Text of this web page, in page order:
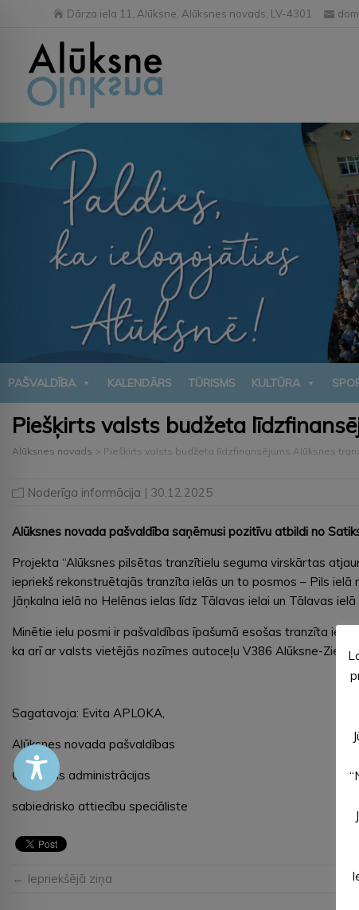
Dārza iela 11, Alūksne, Alūksnes novads, LV-4301
PAŠVALDĪBA KALENDĀRS TŪRISMS KULTŪRA
Piešķirts valsts budžeta
Alūksnes novads > Piešķirts valsts budžeta līdzfinansējums Alūksnes
Noderīga informācija | 30.12.2025
Alūksnes novada pašvaldība saņēmusi pozitīvu atbildi no
Projekta “Alūksnes pilsētas tranzītielu seguma virskārtas
iepriekš rekonstruētajās tranzīta ielās un to posmos – Pils ielā
Jāņkalna ielā no Helēnas ielas līdz Tālavas ielai un Tālavas
Minētie ielu posmi ir pašvaldības īpašumā esošas tranzīta
ka arī ar valsts vietējās nozīmes autoceļu V386 Alūksne-
Sagatavoja: Evita APLOKA,
Alūksnes novada pašvaldības
Centrālās administrācijas
sabiedrisko attiecību speciāliste
← Iepriekšējā ziņa